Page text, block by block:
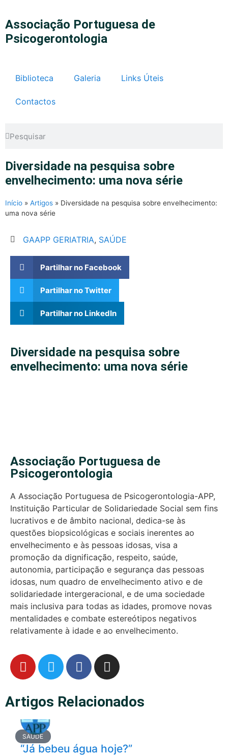
Associação Portuguesa de
Psicogerontologia
Biblioteca Galeria Links Úteis
Contactos
Diversidade na pesquisa sobre
envelhecimento: uma nova série
Início » Artigos » Diversidade na pesquisa sobre envelhecimento:
uma nova série
GAAPP GERIATRIA, SAÚDE
Partilhar no Facebook
Partilhar no Twitter
Partilhar no LinkedIn
Diversidade na pesquisa sobre
envelhecimento: uma nova série
Associação Portuguesa de
Psicogerontologia
A Associação Portuguesa de Psicogerontologia-APP,
Instituição Particular de Solidariedade Social sem fins
lucrativos e de âmbito nacional, dedica-se às
questões biopsicológicas e sociais inerentes ao
envelhecimento e às pessoas idosas, visa a
promoção da dignificação, respeito, saúde,
autonomia, participação e segurança das pessoas
idosas, num quadro de envelhecimento ativo e de
solidariedade intergeracional, e de uma sociedade
mais inclusiva para todas as idades, promove novas
mentalidades e combate estereótipos negativos
relativamente à idade e ao envelhecimento.
Artigos Relacionados
SAÚDE
“Já bebeu água hoje?”